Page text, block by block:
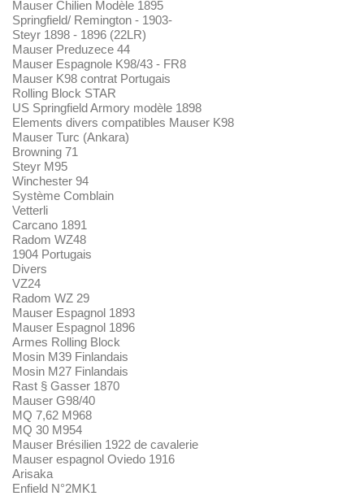
Mauser Chilien Modèle 1895
Springfield/ Remington - 1903-
Steyr 1898 - 1896 (22LR)
Mauser Preduzece 44
Mauser Espagnole K98/43 - FR8
Mauser K98 contrat Portugais
Rolling Block STAR
US Springfield Armory modèle 1898
Elements divers compatibles Mauser K98
Mauser Turc (Ankara)
Browning 71
Steyr M95
Winchester 94
Système Comblain
Vetterli
Carcano 1891
Radom WZ48
1904 Portugais
Divers
VZ24
Radom WZ 29
Mauser Espagnol 1893
Mauser Espagnol 1896
Armes Rolling Block
Mosin M39 Finlandais
Mosin M27 Finlandais
Rast § Gasser 1870
Mauser G98/40
MQ 7,62 M968
MQ 30 M954
Mauser Brésilien 1922 de cavalerie
Mauser espagnol Oviedo 1916
Arisaka
Enfield N°2MK1